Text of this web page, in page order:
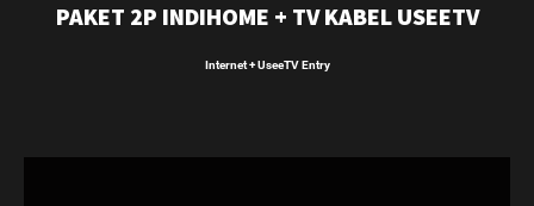
PAKET 2P INDIHOME + TV KABEL USEETV
Internet + UseeTV Entry